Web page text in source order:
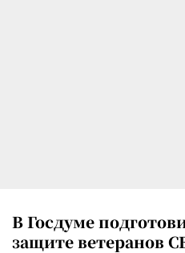
В Госдуме
защите ветеранов